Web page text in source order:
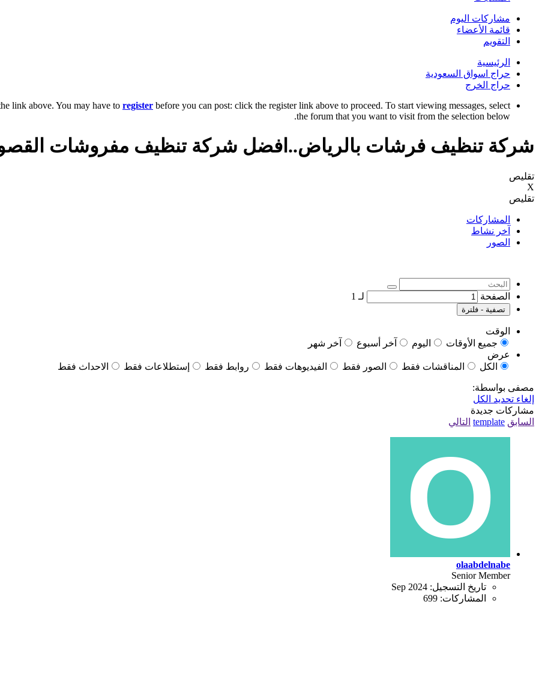
مشاركات اليوم
قائمة الأعضاء
التقويم
الرئيسية
حراج اسواق السعودية
حراج الخرج
link above. You may have to register before you can post: click the register link above to proceed. To start viewing messages, select
the forum that you want to visit from the selection below.
شركة تنظيف فرشات بالرياض..افضل شركة تنظيف مفروشات
تقليص
X
تقليص
المشاركات
آخر نشاط
الصور
الصفحة لـ 1
تصفية - فلترة
الوقت
جميع الأوقات
اليوم آخر أسبوع
آخر شهر
عرض
الكل
المناقشات فقط الصور فقط الفيديوهات فقط روابط فقط إستطلاعات فقط الاحداث فقط
مصفى بواسطة:
إلغاء تحديد الكل
مشاركات جديدة
السابق template التالي
olaabdelnabe
Senior Member
تاريخ التسجيل: Sep 2024
المشاركات: 699